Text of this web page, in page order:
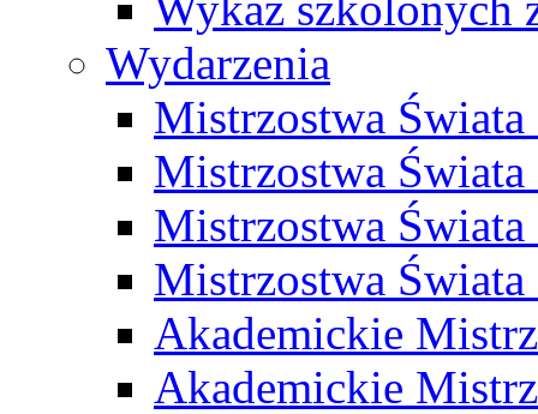
Wydarzenia
Mistrzostwa
Mistrzostwa
Mistrzostwa
Mistrzostwa
Akademickie
Akademickie